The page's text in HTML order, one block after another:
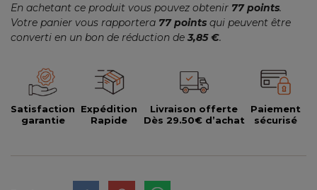
En achetant ce produit vous pouvez obtenir 77 points.
Votre panier vous rapportera 77points qui peuvent être
converti en un bon de réduction de 3,85 €.
Satisfaction
garantie
Expédition
Rapide
Livraison offerte
Dès 29.50€ d’achat
Paiement
sécurisé